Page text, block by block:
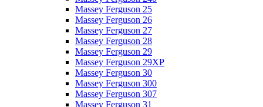
Massey Ferguson 25
Massey Ferguson 26
Massey Ferguson 27
Massey Ferguson 28
Massey Ferguson 29
Massey Ferguson 29XP
Massey Ferguson 30
Massey Ferguson 300
Massey Ferguson 307
Massey Ferguson 31